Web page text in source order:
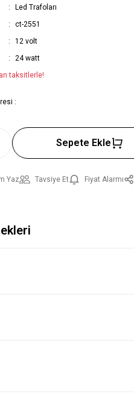
Led Trafoları
ct-2551
12 volt
24 watt
taksitlerle!
:
Sepete Ekle
Yaz Tavsiye Et Fiyat Alarmı